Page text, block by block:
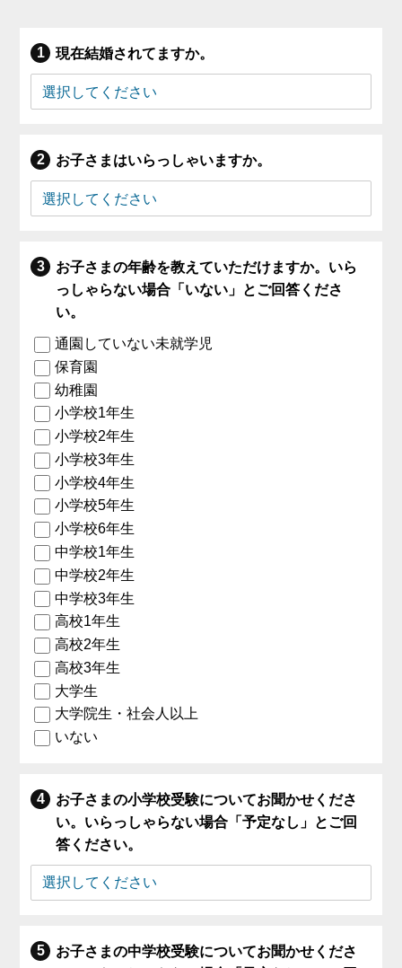
現在結婚されてますか。
お子さまはいらっしゃいますか。
お子さまの年齢を教えていただけますか。いら
っしゃらない場合「いない」とご回答くださ
い。
通園していない未就学児
保育園
幼稚園
小学校1年生
小学校2年生
小学校3年生
小学校4年生
小学校5年生
小学校6年生
中学校1年生
中学校2年生
中学校3年生
高校1年生
高校2年生
高校3年生
大学生
大学院生・社会人以上
いない
お子さまの小学校受験についてお聞かせくださ
い。いらっしゃらない場合「予定なし」とご回
答ください。
お子さまの中学校受験についてお聞かせくださ